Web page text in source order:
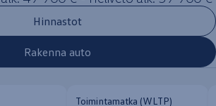
Hinnastot
Rakenna auto
Toimintamatka (WLTP)